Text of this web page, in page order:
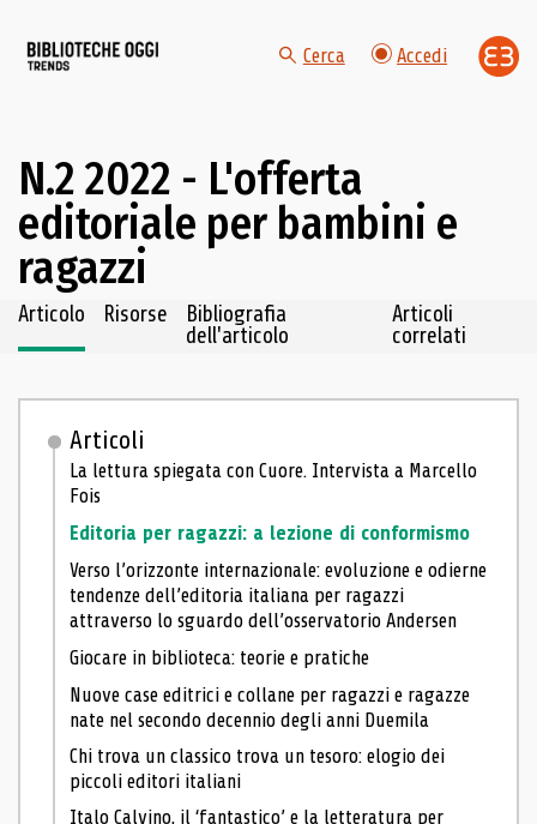
Cerca Accedi
N.2 2022 - L'offerta
editoriale per bambini e
ragazzi
Navigazione dei contenuti del fascicolo
Articolo Risorse
Bibliografia
dell'articolo
Articoli
correlati
Articoli
La lettura spiegata con Cuore. Intervista a Marcello
Fois
Editoria per ragazzi: a lezione di conformismo
Verso l’orizzonte internazionale: evoluzione e odierne
tendenze dell’editoria italiana per ragazzi
attraverso lo sguardo dell’osservatorio Andersen
Giocare in biblioteca: teorie e pratiche
Nuove case editrici e collane per ragazzi e ragazze
nate nel secondo decennio degli anni Duemila
Chi trova un classico trova un tesoro: elogio dei
piccoli editori italiani
Italo Calvino, il ‘fantastico’ e la letteratura per